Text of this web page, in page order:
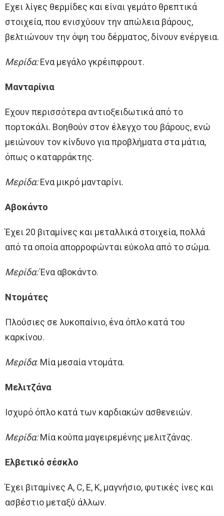
Εχει λίγες θερμίδες και είναι γεμάτο θρεπτικά
στοιχεία, που ενισχύουν την απώλεια βάρους,
βελτιώνουν την όψη του δέρματος, δίνουν ενέργεια.
Μερίδα:Ενα μεγάλο γκρέιπφρουτ.
Μανταρίνια
Εχουν περισσότερα αντιοξειδωτικά από το
πορτοκάλι. Βοηθούν στον έλεγχο του βάρους, ενώ
μειώνουν τον κίνδυνο για προβλήματα στα μάτια,
όπως ο καταρράκτης.
Μερίδα:Ενα μικρό μανταρίνι.
Αβοκάντο
Έχει 20 βιταμίνες και μεταλλικά στοιχεία, πολλά
από τα οποία απορροφώνται εύκολα από το σώμα.
Μερίδα:Ένα αβοκάντο.
Ντομάτες
Πλούσιες σε λυκοπαίνιο, ένα όπλο κατά του
καρκίνου.
Μερίδα: Μία μεσαία ντομάτα.
Μελιτζάνα
Ισχυρό όπλο κατά των καρδιακών ασθενειών.
Μερίδα:Μία κούπα μαγειρεμένης μελιτζάνας.
Ελβετικό σέσκλο
Έχει βιταμίνες Α, C, E, K, μαγνήσιο, φυτικές ίνες και
ασβέστιο μεταξύ άλλων.